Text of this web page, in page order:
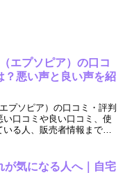
エプソピア）の口コ
？悪い声と良い声を紹
プソピア）の口コミ・評判
い口コミや良い口コミ、使
る人、販売者情報まで購
が気になる人へ｜自宅